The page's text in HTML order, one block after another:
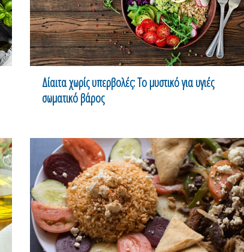
Δίαιτα χωρίς υπερβολές: Το μυστικό για υγιές
σωματικό βάρος